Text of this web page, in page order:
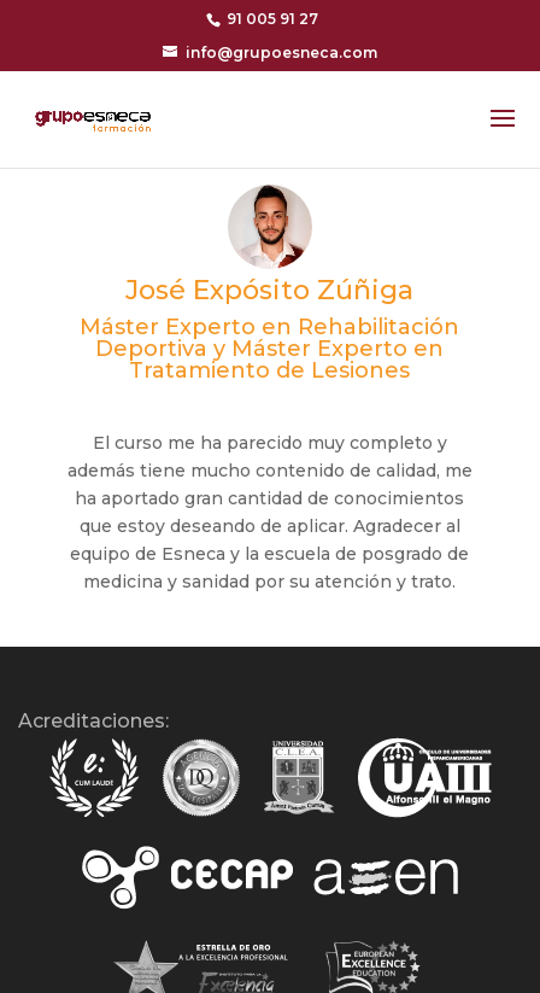
91 005 91 27
info@grupoesneca.com
José Expósito Zúñiga
Máster Experto en Rehabilitación
Deportiva y Máster Experto en
Tratamiento de Lesiones
El curso me ha parecido muy completo y
además tiene mucho contenido de calidad, me
ha aportado gran cantidad de conocimientos
que estoy deseando de aplicar. Agradecer al
equipo de Esneca y la escuela de posgrado de
medicina y sanidad por su atención y trato.
Acreditaciones: